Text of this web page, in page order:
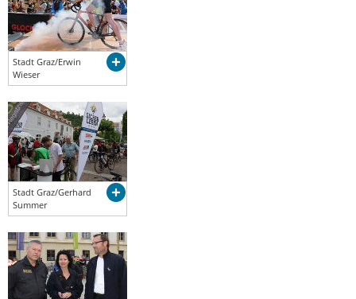
Stadt Graz/Erwin
Wieser
Stadt Graz/Gerhard
Summer